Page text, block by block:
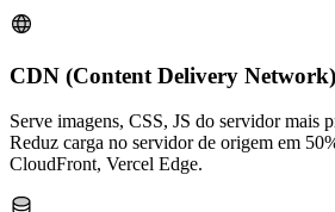
CDN (Content Delivery Network)
Serve imagens, CSS, JS do servidor mais
Reduz carga no servidor de origem em
CloudFront, Vercel Edge.